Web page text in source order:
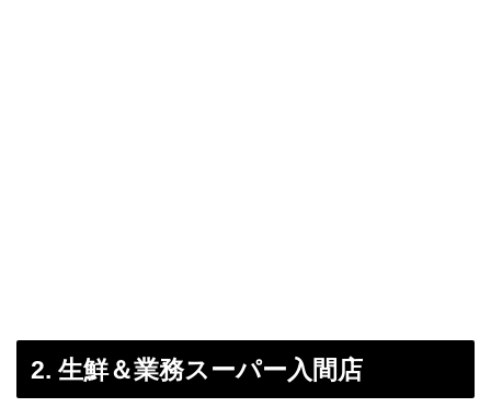
2. 生鮮＆業務スーパー入間店